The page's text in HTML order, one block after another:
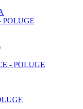
POLUGE
- POLUGE